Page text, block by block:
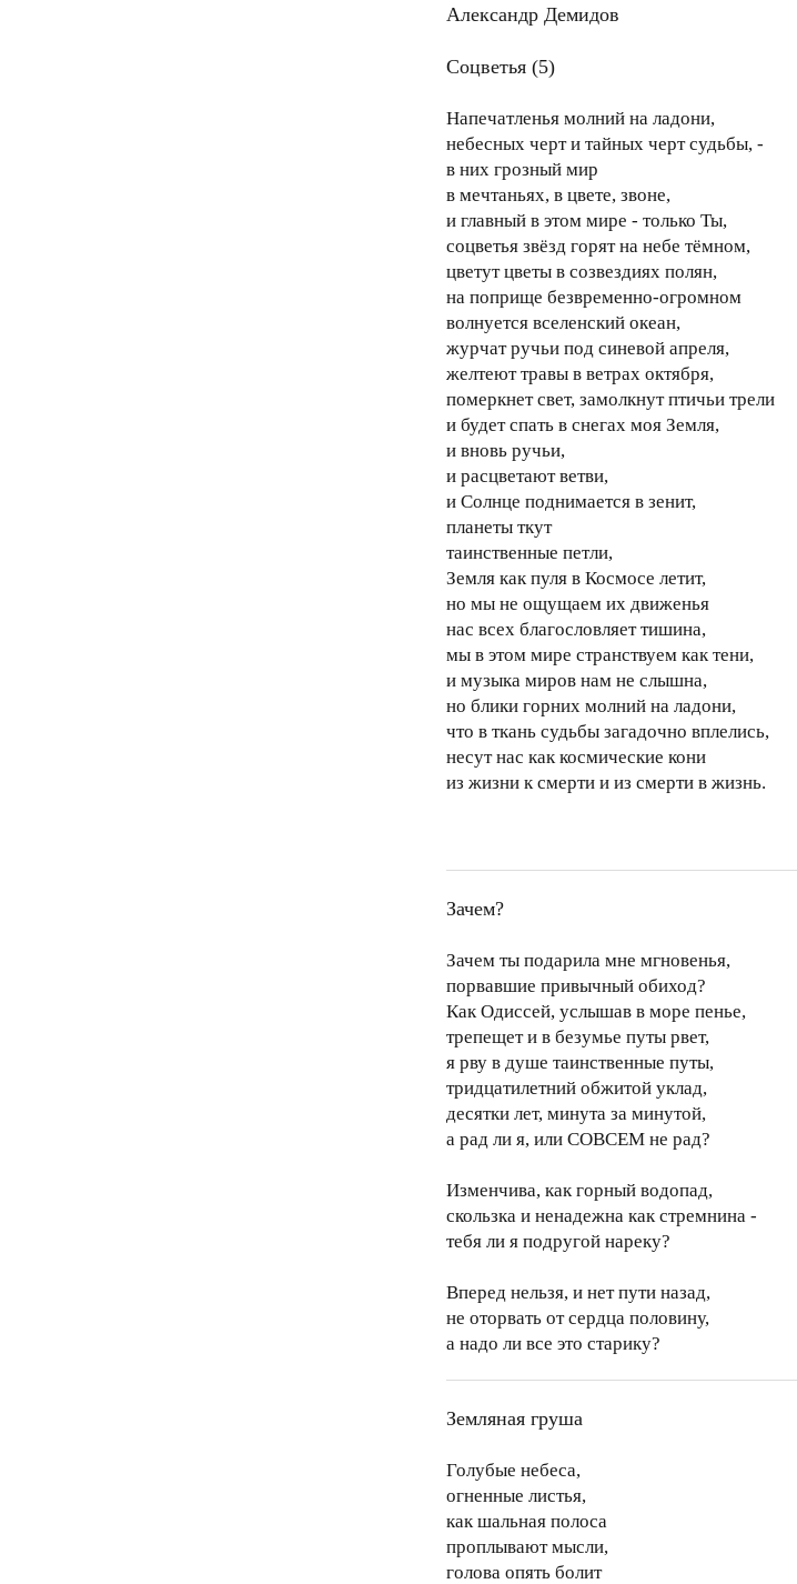
Александр Демидов
Соцветья (5)
Напечатленья молний на ладони,
небесных черт и тайных черт судьбы, -
в них грозный мир
в мечтаньях, в цвете, звоне,
и главный в этом мире - только Ты,
соцветья звёзд горят на небе тёмном,
цветут цветы в созвездиях полян,
на поприще безвременно-огромном
волнуется вселенский океан,
журчат ручьи под синевой апреля,
желтеют травы в ветрах октября,
померкнет свет, замолкнут птичьи трели
и будет спать в снегах моя Земля,
и вновь ручьи,
и расцветают ветви,
и Солнце поднимается в зенит,
планеты ткут
таинственные петли,
Земля как пуля в Космосе летит,
но мы не ощущаем их движенья
нас всех благословляет тишина,
мы в этом мире странствуем как тени,
и музыка миров нам не слышна,
но блики горних молний на ладони,
что в ткань судьбы загадочно вплелись,
несут нас как космические кони
из жизни к смерти и из смерти в жизнь.
Зачем?
Зачем ты подарила мне мгновенья,
порвавшие привычный обиход?
Как Одиссей, услышав в море пенье,
трепещет и в безумье путы рвет,
я рву в душе таинственные путы,
тридцатилетний обжитой уклад,
десятки лет, минута за минутой,
а рад ли я, или СОВСЕМ не рад?
Изменчива, как горный водопад,
скользка и ненадежна как стремнина -
тебя ли я подругой нареку?
Вперед нельзя, и нет пути назад,
не оторвать от сердца половину,
а надо ли все это старику?
Земляная груша
Голубые небеса,
огненные листья,
как шальная полоса
проплывают мысли,
голова опять болит